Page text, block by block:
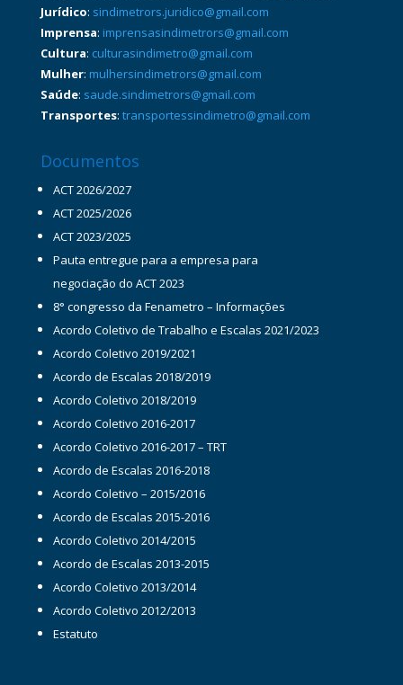
Jurídico: sindimetrors.juridico@gmail.com
Imprensa: imprensasindimetrors@gmail.com
Cultura: culturasindimetro@gmail.com
Mulher: mulhersindimetrors@gmail.com
Saúde: saude.sindimetrors@gmail.com
Transportes: transportessindimetro@gmail.com
Documentos
ACT 2026/2027
ACT 2025/2026
ACT 2023/2025
Pauta entregue para a empresa para
negociação do ACT 2023
8° congresso da Fenametro – Informações
Acordo Coletivo de Trabalho e Escalas 2021/2023
Acordo Coletivo 2019/2021
Acordo de Escalas 2018/2019
Acordo Coletivo 2018/2019
Acordo Coletivo 2016-2017
Acordo Coletivo 2016-2017 – TRT
Acordo de Escalas 2016-2018
Acordo Coletivo – 2015/2016
Acordo de Escalas 2015-2016
Acordo Coletivo 2014/2015
Acordo de Escalas 2013-2015
Acordo Coletivo 2013/2014
Acordo Coletivo 2012/2013
Estatuto